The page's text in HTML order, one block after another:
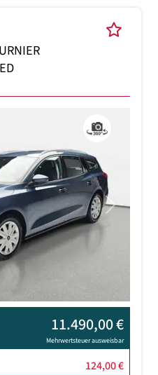
Next
11.490,00 €
Mehrwertsteuer ausweisbar
124,00 €